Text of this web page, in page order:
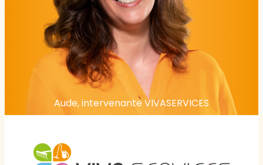
Aude, intervenante VIVASERVICES